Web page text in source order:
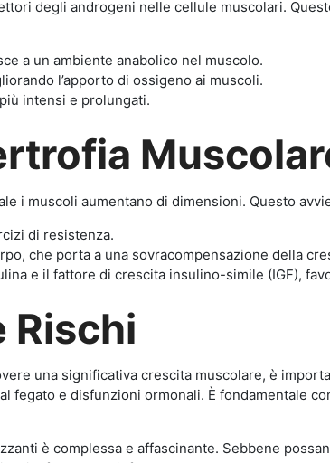
degli androgeni nelle cellule muscolari.
a un ambiente anabolico nel muscolo.
l’apporto di ossigeno ai muscoli.
intensi e prolungati.
i muscoli aumentano di dimensioni. Questo
di resistenza.
che porta a una sovracompensazione della
e il fattore di crescita insulino-simile (IGF),
Rischi
una significativa crescita muscolare, è
fegato e disfunzioni ormonali. È fondamentale
è complessa e affascinante. Sebbene